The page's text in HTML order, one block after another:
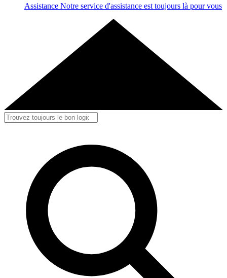
Assistance Notre service d'assistance est toujours là pour vous